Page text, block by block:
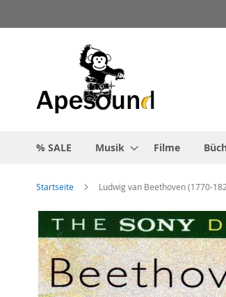
Inhalt
% SALE Musik Filme
Startseite Ludwig van Beethoven (1770-
Zum
Ende
der
Bildgalerie
springen